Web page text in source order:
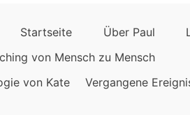
Startseite Über Paul
von Mensch zu Mensch
von Kate
Vergangene